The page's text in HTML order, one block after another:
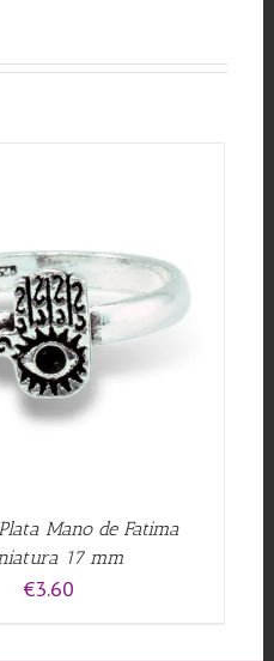
Mano de Fatima
17 mm
€3.60